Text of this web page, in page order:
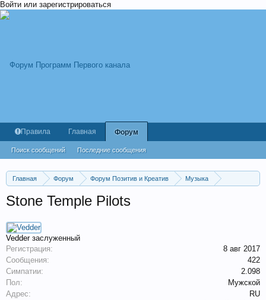
Войти или зарегистрироваться
Главная Форум Форум Позитив и Креатив
Музыка
Stone Temple Pilots
Vedder заслуженный
Регистрация:
8 авг 2017
Сообщения:
422
Симпатии:
2.098
Пол:
Мужской
Адрес:
RU
Правила Главная Форум
Поиск сообщений Последние сообщения